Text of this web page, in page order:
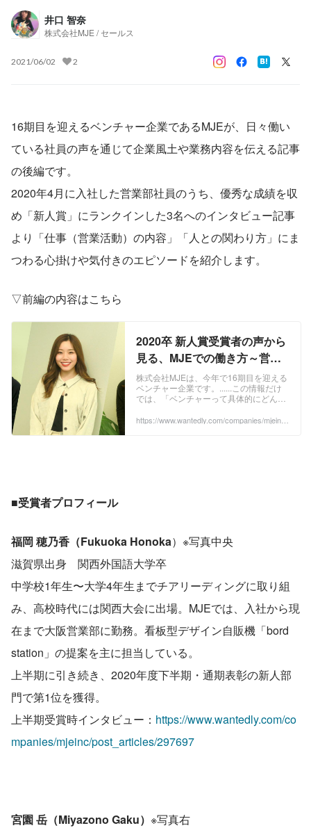
井口 智奈
株式会社MJE / セールス
2021/06/02 2
16期目を迎えるベンチャー企業であるMJEが、日々働い
ている社員の声を通じて企業風土や業務内容を伝える記事
の後編です。
2020年4月に入社した営業部社員のうち、優秀な成績を収
め「新人賞」にランクインした3名へのインタビュー記事
より「仕事（営業活動）の内容」「人との関わり方」にま
つわる心掛けや気付きのエピソードを紹介します。
▽前編の内容はこちら
2020卒 新人賞受賞者の声から
見る、MJEでの働き方～営業
活動編～ | 株式会社MJE
株式会社MJEは、今年で16期目を迎える
ベンチャー企業です。......この情報だけ
では、「ベンチャーって具体的にどんな
的にどのような業務をするのか？」等は
https://www.wantedly.com/companies/mjeinc/
■受賞者プロフィール
福岡 穂乃香（Fukuoka Honoka）※写真中央
滋賀県出身　関西外国語大学卒
中学校1年生〜大学4年生までチアリーディングに取り組
み、高校時代には関西大会に出場。MJEでは、入社から現
在まで大阪営業部に勤務。看板型デザイン自販機「bord
station」の提案を主に担当している。
上半期に引き続き、2020年度下半期・通期表彰の新人部
門で第1位を獲得。
上半期受賞時インタビュー： https://www.wantedly.com/co
mpanies/mjeinc/post_articles/297697
宮園 岳（Miyazono Gaku） ※写真右